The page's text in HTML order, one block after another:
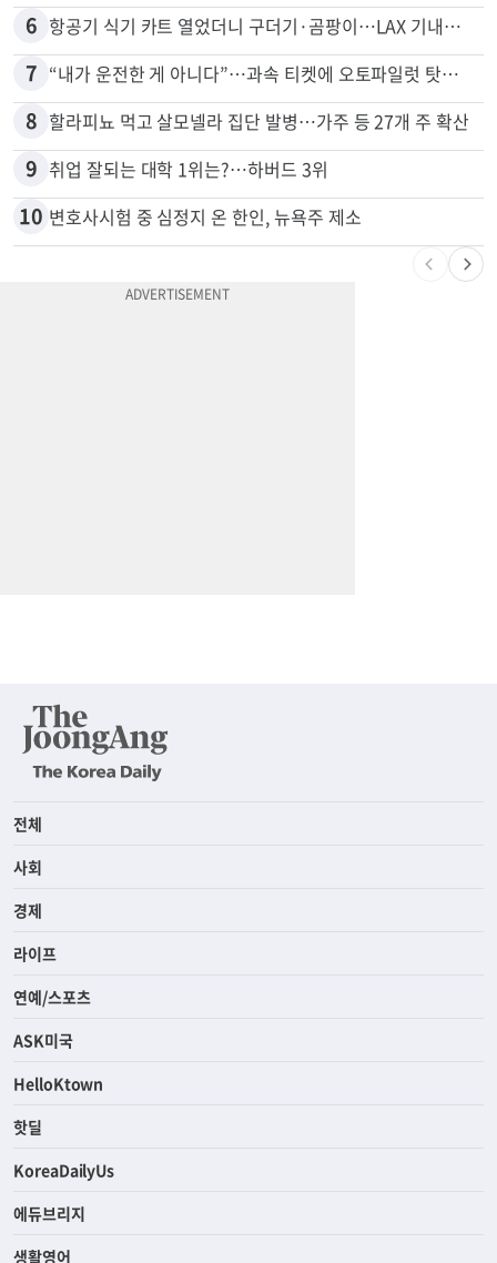
5 한인 남성, 처형 상대로 성범죄…"선처해줬더니 배신자 취급"
6 항공기 식기 카트 열었더니 구더기·곰팡이…LAX 기내식 업체 논란
7 “내가 운전한 게 아니다”…과속 티켓에 오토파일럿 탓한 운전자
8 할라피뇨 먹고 살모넬라 집단 발병…가주 등 27개 주 확산
9 취업 잘되는 대학 1위는?…하버드 3위
전체
사회
경제
라이프
연예/스포츠
ASK미국
HelloKtown
핫딜
KoreaDailyUs